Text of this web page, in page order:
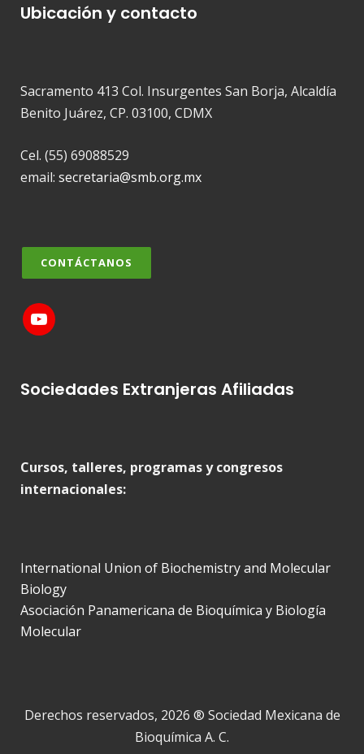
Ubicación y contacto
Sacramento 413 Col. Insurgentes San Borja, Alcaldía
Benito Juárez, CP. 03100, CDMX
Cel. (55) 69088529
email: secretaria@smb.org.mx
CONTÁCTANOS
Sociedades Extranjeras Afiliadas
Cursos, talleres, programas y congresos
internacionales:
International Union of Biochemistry and Molecular
Biology
Asociación Panamericana de Bioquímica y Biología
Molecular
Derechos reservados, 2026 ® Sociedad Mexicana de
Bioquímica A. C.